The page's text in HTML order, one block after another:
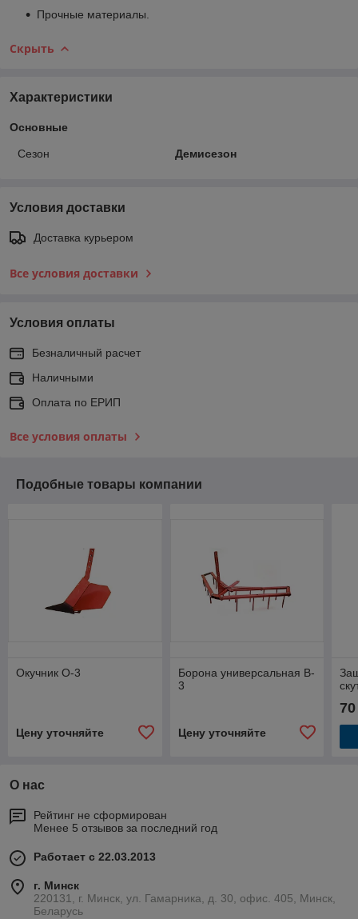
Прочные материалы.
Скрыть
Характеристики
Основные
Сезон Демисезон
Условия доставки
Доставка курьером
Все условия доставки
Условия оплаты
Безналичный расчет
Наличными
Оплата по ЕРИП
Все условия оплаты
Подобные товары компании
Окучник О-3
Цену уточняйте
Борона универсальная B-
3
Цену уточняйте
70
О нас
Рейтинг не сформирован
Менее 5 отзывов за последний год
Работает с 22.03.2013
г. Минск
220131, г. Минск, ул. Гамарника, д. 30, офис. 405, Минск,
Беларусь